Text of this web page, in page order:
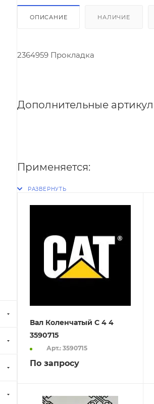
ОПИСАНИЕ НАЛИЧИЕ
2364959 Прокладка
Дополнительные
Применяется:
Вал Коленчатый C 4 4
3590715
Арт.: 3590715
По запросу